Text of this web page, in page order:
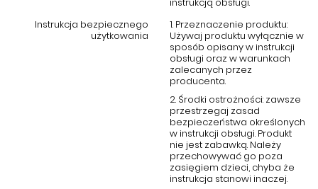
wykonania. Idealne do stylowych i funkcjonalnych wnętrz,
eleganckiego salonu. Wysoka jakość materiałów oraz dbałość o
detale gwarantują satysfakcję z zakupu na wiele lat.
Instrukcja bezpiecznego
użytkowania
1. Przeznaczenie produktu:
Używaj produktu wyłącznie w
sposób opisany w instrukcji
obsługi oraz w warunkach
zalecanych przez
producenta.
2. Środki ostrożności: zawsze
przestrzegaj zasad
bezpieczeństwa określonych
w instrukcji obsługi. Produkt
nie jest zabawką. Należy
przechowywać go poza
zasięgiem dzieci, chyba że
instrukcja stanowi inaczej.